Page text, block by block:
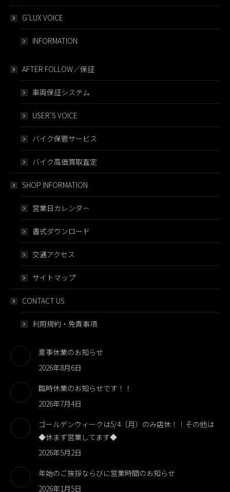
G’LUX VOICE
INFORMATION
AFTER FOLLOW／保証
車両保証システム
USER’S VOICE
バイク保管サービス
バイク高価買取査定
SHOP INFORMATION
営業日カレンダー
書式ダウンロード
交通アクセス
サイトマップ
CONTACT US
利用規約・免責事項
夏季休業のお知らせ
2026年8月6日
臨時休業のお知らせです！！
2026年7月4日
ゴールデンウィークは5/4（月）のみ店休！！その他は
◆休まず営業してます◆
2026年5月2日
年始のご挨拶ならびに営業時間のお知らせ
2026年1月5日